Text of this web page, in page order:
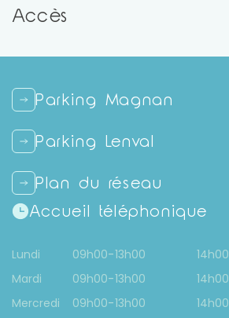
Accès
Parking Magnan
Parking Lenval
Plan du réseau
Accueil téléphonique
Lundi 09h00-13h00 14h00
Mardi
09h00-13h00 14h00
Mercredi
09h00-13h00 14h00